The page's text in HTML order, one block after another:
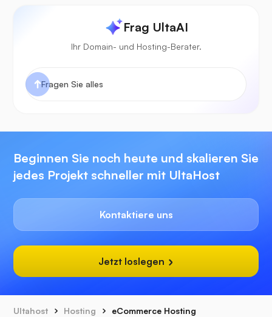
Frag UltaAI
Ihr Domain- und Hosting-Berater.
Beginnen Sie noch heute und skalieren Sie
jedes Projekt schneller mit UltaHost
Kontaktiere uns
Jetzt loslegen
Ultahost Hosting eCommerce Hosting